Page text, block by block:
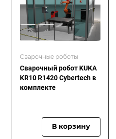
Сварочные роботы
Сварочный робот KUKA
KR10 R1420 Cybertech в
комплекте
В корзину